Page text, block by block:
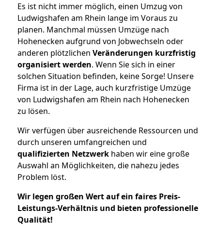
Es ist nicht immer möglich, einen Umzug von
Ludwigshafen am Rhein lange im Voraus zu
planen. Manchmal müssen Umzüge nach
Hohenecken aufgrund von Jobwechseln oder
anderen plötzlichen Veränderungen kurzfristig
organisiert werden. Wenn Sie sich in einer
solchen Situation befinden, keine Sorge! Unsere
Firma ist in der Lage, auch kurzfristige Umzüge
von Ludwigshafen am Rhein nach Hohenecken
zu lösen.
Wir verfügen über ausreichende Ressourcen und
durch unseren umfangreichen und
qualifizierten Netzwerk haben wir eine große
Auswahl an Möglichkeiten, die nahezu jedes
Problem löst.
Wir legen großen Wert auf ein faires Preis-
Leistungs-Verhältnis und bieten professionelle
Qualität!